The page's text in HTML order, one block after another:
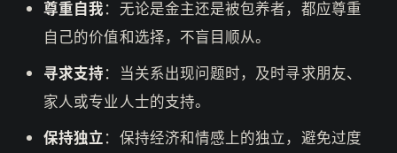
尊重自我：无论是金主还是被包养者，都应尊重
自己的价值和选择，不盲目顺从。
寻求支持：当关系出现问题时，及时寻求朋友、
家人或专业人士的支持。
保持独立：保持经济和情感上的独立，避免过度